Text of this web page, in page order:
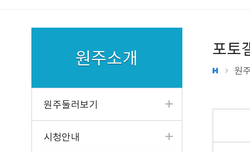
문화행사
읍면동 소식
반상회 소식지
공동주택 알림방
원주시 공고
원주시 고시
분묘개장공고
공공기관 공고
단구‧반곡관설 행정복지센
터
구술·전화 민원
사전심사청구제
민원상담 신청
시장직 인수위원회 활동보
고서
업무계획
주요성과
예산서 공개
예산안 공개
성인지예산서
결산현황
세입세출현황공개
제안하기
공개제안
나의제안
우수제안사례
주민참여 예산 안내
제안하기
제안하기(2022년
일 이전)
원주의 상징
원주의 인물
원주시 기본계획
혁신도시 공공청사
기구 및 조직
업무별 전화번호
찾아오시는길
원주소개
원주둘러보기
시청안내
포토
원